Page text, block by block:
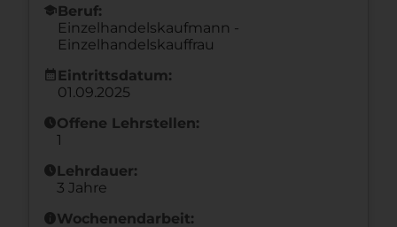
schoolBeruf:
Einzelhandelskaufmann -
Einzelhandelskauffrau
calendar_month Eintrittsdatum:
01.09.2025
scheduleOffene Lehrstellen:
1
scheduleLehrdauer:
3 Jahre
infoWochenendarbeit: